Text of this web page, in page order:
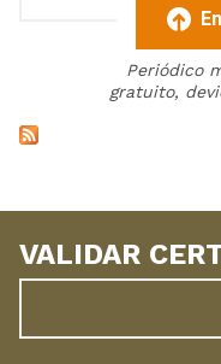
Periódico
gratuito,
VALIDAR